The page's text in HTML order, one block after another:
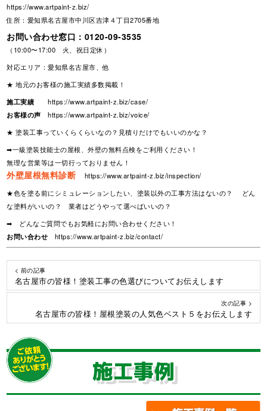
https://www.artpaint-z.biz/
住所：愛知県名古屋市中川区吉津４丁目2705番地
お問い合わせ窓口： 0120-09-3535
（10:00〜17:00 火、祝日定休）
対応エリア：愛知県名古屋市、他
★ 地元のお客様の施工実績多数掲載！
施工実績
https://www.artpaint-z.biz/case/
お客様の声
https://www.artpaint-z.biz/voice/
★ 塗装工事っていくらくらいなの？見積りだけでもいいのかな？
➡一級塗装技能士の屋根、外壁の無料点検をご利用ください！
無理な営業等は一切行っておりません！
外壁屋根無料診断
https://www.artpaint-z.biz/inspection/
★色を塗る前にシミュレーションしたい、塗装以外の工事方法はないの？ どん
な塗料がいいの？ 業者はどうやって選べばいいの？
➡ どんなご質問でもお気軽にお問い合わせください！
お問い合わせ
https://www.artpaint-z.biz/contact/
< 前の記事
名古屋市の皆様！塗装工事の色選びについてお伝えします
次の記事 >
名古屋市の皆様！屋根塗装の人気色ベスト５をお伝えします
施工事例